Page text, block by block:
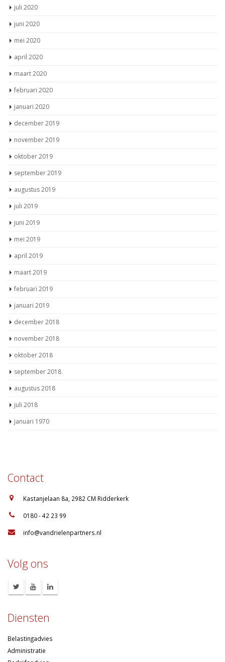
juli 2020
juni 2020
mei 2020
april 2020
maart 2020
februari 2020
januari 2020
december 2019
november 2019
oktober 2019
september 2019
augustus 2019
juli 2019
juni 2019
mei 2019
april 2019
maart 2019
februari 2019
januari 2019
december 2018
november 2018
oktober 2018
september 2018
augustus 2018
juli 2018
januari 1970
Contact
Kastanjelaan 8a, 2982 CM Ridderkerk
0180 - 42 23 99
info@vandrielenpartners.nl
Volg ons
Diensten
Belastingadvies
Administratie